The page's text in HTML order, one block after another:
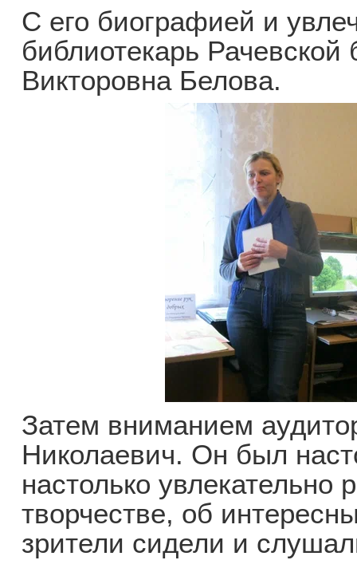
С его биографией и
библиотекарь Рачевской
Викторовна Белова.
Затем вниманием
Николаевич. Он был
настолько увлекательно
творчестве, об
зрители сидели и